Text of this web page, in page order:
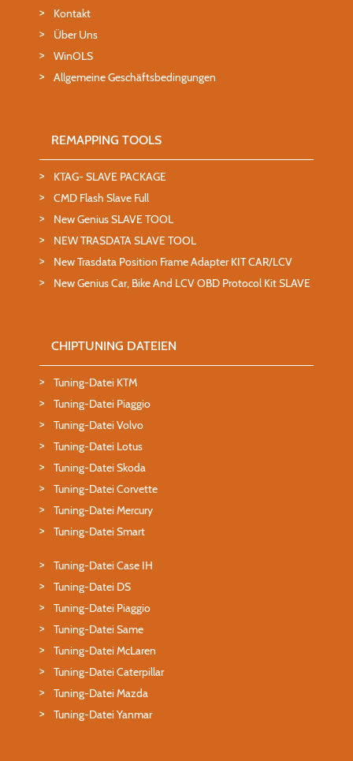
Kontakt
Über Uns
WinOLS
Allgemeine Geschäftsbedingungen
REMAPPING TOOLS
KTAG- SLAVE PACKAGE
CMD Flash Slave Full
New Genius SLAVE TOOL
NEW TRASDATA SLAVE TOOL
New Trasdata Position Frame Adapter KIT CAR/LCV
New Genius Car, Bike And LCV OBD Protocol Kit SLAVE
CHIPTUNING DATEIEN
Tuning-Datei KTM
Tuning-Datei Piaggio
Tuning-Datei Volvo
Tuning-Datei Lotus
Tuning-Datei Skoda
Tuning-Datei Corvette
Tuning-Datei Mercury
Tuning-Datei Smart
Tuning-Datei Case IH
Tuning-Datei DS
Tuning-Datei Piaggio
Tuning-Datei Same
Tuning-Datei McLaren
Tuning-Datei Caterpillar
Tuning-Datei Mazda
Tuning-Datei Yanmar